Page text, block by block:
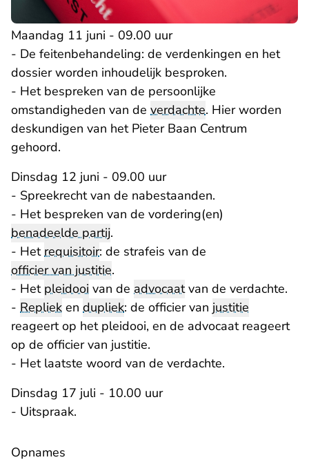
Maandag 11 juni - 09.00 uur
- De feitenbehandeling: de verdenkingen en het
dossier worden inhoudelijk besproken.
- Het bespreken van de persoonlijke
omstandigheden van de verdachte. Hier worden
deskundigen van het Pieter Baan Centrum
gehoord.
Dinsdag 12 juni - 09.00 uur
- Spreekrecht van de nabestaanden.
- Het bespreken van de vordering(en)
benadeelde partij.
- Hetrequisitoir: de strafeis van de
officier van justitie.
- Het pleidooi van de advocaatvan de verdachte.
- Repliek en dupliek: de officier van justitie
reageert op het pleidooi, en de advocaat reageert
op de officier van justitie.
- Het laatste woord van de verdachte.
Dinsdag 17 juli - 10.00 uur
- Uitspraak.
Opnames